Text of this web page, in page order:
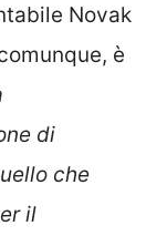
Novak
è
di
che
il